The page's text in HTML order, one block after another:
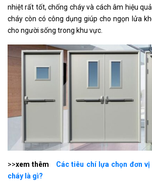
nhiệt rất tốt, chống cháy và cách âm hiệu
cháy còn có công dụng giúp cho ngọn lửa
cho người sống trong khu vực.
>>xem thêm
Các tiêu chí lựa chọn đơn
cháy là gì?